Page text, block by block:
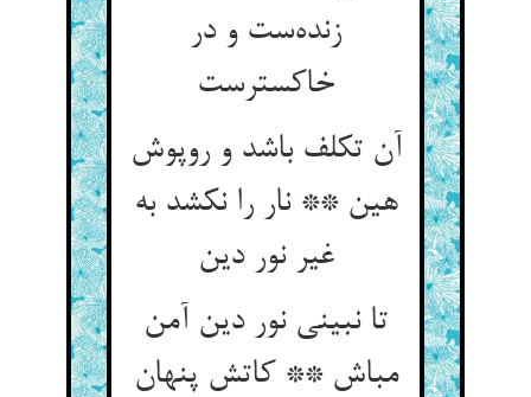
زنده‌ست و در
خاکسترست
آن تکلف باشد و روپوش
هین ** نار را نکشد به
غیر نور دین
تا نبینی نور دین آمن
مباش ** کاتش پنهان